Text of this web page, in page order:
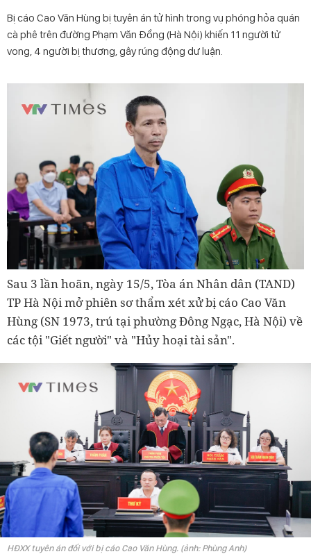
Bị cáo Cao Văn Hùng bị tuyên án tử hình trong vụ phóng hỏa quán
cà phê trên đường Phạm Văn Đồng (Hà Nội) khiến 11 người tử
vong, 4 người bị thương, gây rúng động dư luận.
Sau 3 lần hoãn, ngày 15/5, Tòa án Nhân dân (TAND)
TP Hà Nội mở phiên sơ thẩm xét xử bị cáo Cao Văn
Hùng (SN 1973, trú tại phường Đông Ngạc, Hà Nội) về
các tội "Giết người" và "Hủy hoại tài sản".
HĐXX tuyên án đối với bị cáo Cao Văn Hùng. (ảnh: Phùng Anh)